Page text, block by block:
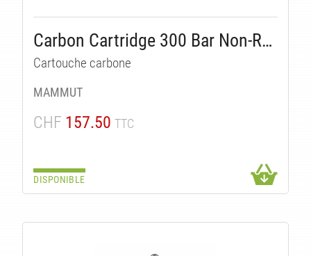
Carbon Cartridge 300 Bar Non-Refillable
Cartouche carbone
MAMMUT
CHF 157.50 TTC
DISPONIBLE